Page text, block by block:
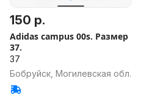
150 р.
Adidas campus 00s. Размер
37.
37
Бобруйск, Могилевская обл.